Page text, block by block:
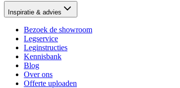
Inspiratie & advies
Bezoek de showroom
Legservice
Leginstructies
Kennisbank
Blog
Over ons
Offerte uploaden